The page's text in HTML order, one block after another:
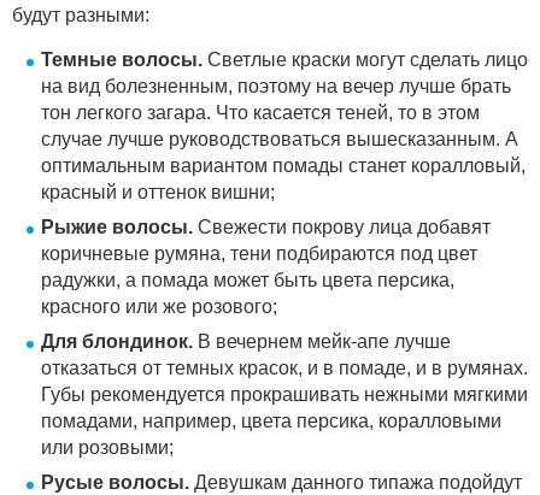
будут разными:
Темные волосы. Светлые краски могут сделать лицо
на вид болезненным, поэтому на вечер лучше брать
тон легкого загара. Что касается теней, то в этом
случае лучше руководствоваться вышесказанным. А
оптимальным вариантом помады станет коралловый,
красный и оттенок вишни;
Рыжие волосы. Свежести покрову лица добавят
коричневые румяна, тени подбираются под цвет
радужки, а помада может быть цвета персика,
красного или же розового;
Для блондинок. В вечернем мейк-апе лучше
отказаться от темных красок, и в помаде, и в румянах.
Губы рекомендуется прокрашивать нежными мягкими
помадами, например, цвета персика, коралловыми
или розовыми;
Русые волосы. Девушкам данного типажа подойдут